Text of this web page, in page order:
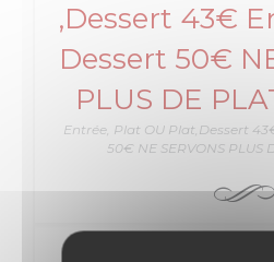
,Dessert 43€
Dessert 50€
PLUS DE
Entrée, Plat OU Plat,Dessert
50€ NE SERVONS PLUS